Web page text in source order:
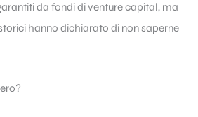
da fondi di venture capital, ma
hanno dichiarato di non saperne